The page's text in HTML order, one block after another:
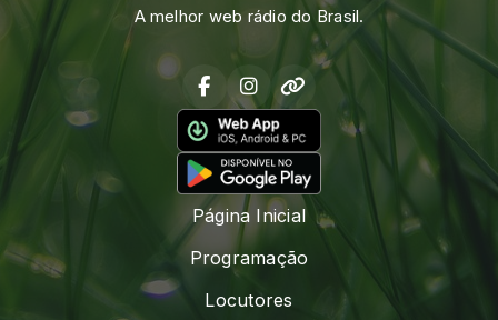
A melhor web rádio do Brasil.
Página Inicial
Programação
Locutores